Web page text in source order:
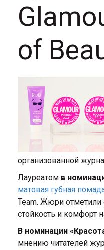
of
организованной
Лауреатом в
матовая губная
Team. Жюри отметили
стойкость и комфорт
В номинации
мнению читателей